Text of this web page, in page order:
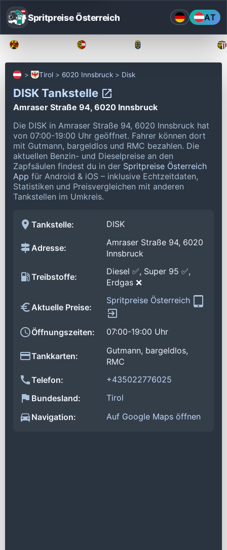
Spritpreise Österreich AT
Tirol 6020 Innsbruck Disk
DISK Tankstelle
Amraser Straße 94, 6020 Innsbruck
Die DISK in Amraser Straße 94, 6020 Innsbruck hat
von 07:00-19:00 Uhr geöffnet. Fahrer können dort
mit Gutmann, bargeldlos und RMC bezahlen. Die
aktuellen Benzin- und Dieselpreise an den
Zapfsäulen findest du in der Spritpreise Österreich
App für Android & iOS – inklusive Echtzeitdaten,
Statistiken und Preisvergleichen mit anderen
Tankstellen im Umkreis.
Tankstelle: DISK
Adresse:
Amraser Straße 94, 6020
Innsbruck
Treibstoffe:
Diesel ✅, Super 95 ✅,
Erdgas ❌
Aktuelle Preise:
Spritpreise Österreich
Öffnungszeiten: 07:00-19:00 Uhr
Tankkarten:
Gutmann, bargeldlos,
RMC
Telefon:
+435022776025
Bundesland:
Tirol
Navigation:
Auf Google Maps öffnen